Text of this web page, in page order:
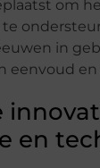
om
in
eenvoud
en